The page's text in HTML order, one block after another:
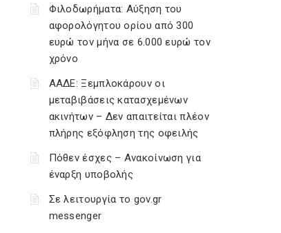
Φιλοδωρήματα: Αύξηση του
αφορολόγητου ορίου από 300
ευρώ τον μήνα σε 6.000 ευρώ τον
χρόνο
ΑΑΔΕ: Ξεμπλοκάρουν οι
μεταβιβάσεις κατασχεμένων
ακινήτων – Δεν απαιτείται πλέον
πλήρης εξόφληση της οφειλής
Πόθεν έσχες – Ανακοίνωση για
έναρξη υποβολής
Σε λειτουργία το gov.gr
messenger